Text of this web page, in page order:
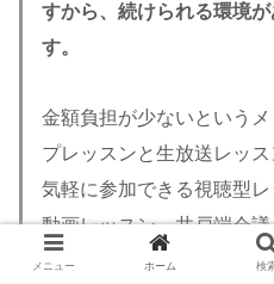
すから、続けられる環境
す。
金額負担が少ないという
プレッスンと生放送レッ
気軽に参加できる視聴型
動画レッスン、井戸端会
流の場など、飽きずに続
メニュー ホーム 検